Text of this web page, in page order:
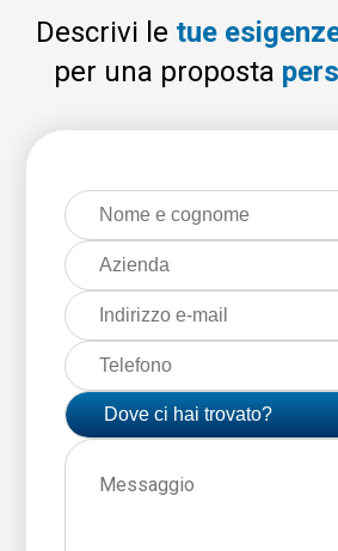
Descrivi le tue
per una proposta